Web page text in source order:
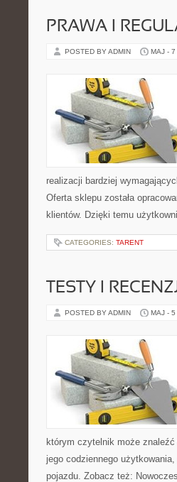
PRAWA I
POSTED BY ADMIN MAJ -
realizacji bardziej
Oferta sklepu została
klientów. Dzięki temu
CATEGORIES: TARENT
TESTY I
POSTED BY ADMIN MAJ -
którym czytelnik może
jego codziennego
pojazdu. Zobacz też: